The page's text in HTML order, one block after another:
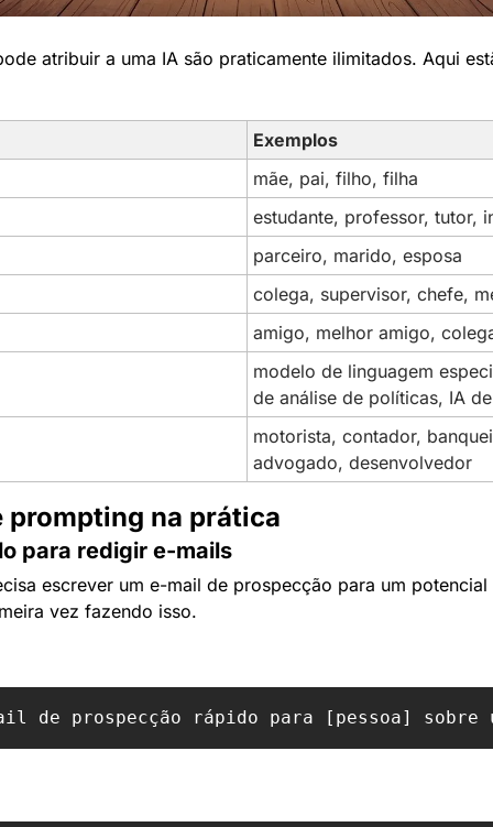
atribuir a uma IA são praticamente ilimitados. Aqui
Exemplos
mãe, pai, filho, filha
estudante, professor, tutor,
parceiro, marido, esposa
colega, supervisor, chefe,
amigo, melhor amigo,
modelo de linguagem
de análise de políticas, IA
motorista, contador,
advogado, desenvolvedor
prompting na prática
para redigir e-mails
escrever um e-mail de prospecção para um
vez fazendo isso.